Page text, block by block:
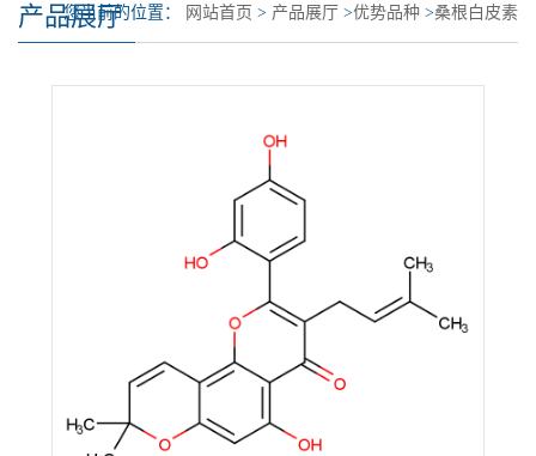
产品展厅
您当前的位置： 网站首页 > 产品展厅 >优势品种 >桑根白皮素